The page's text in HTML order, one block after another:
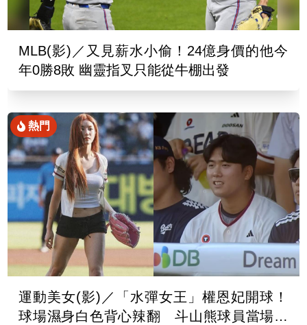
MLB(影)／又見薪水小偷！24億身價的他今
年0勝8敗 幽靈指叉只能從牛棚出發
熱門
運動美女(影)／「水彈女王」權恩妃開球！
球場濕身白色背心辣翻 斗山熊球員當場看